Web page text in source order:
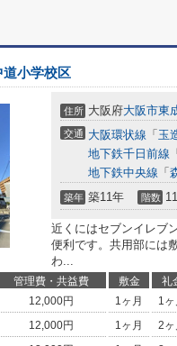
小学校区
住所 大阪府大阪市東
交通 大阪環状線 「 玉
地下鉄千日前線 「
地下鉄中央線 「
築年 築11年 階数
近くにはセブンイレブ
便利です。共用部には
わ...
管理費・共益費 敷金 礼
12,000円 1ヶ月 1ヶ
12,000円 1ヶ月 2ヶ